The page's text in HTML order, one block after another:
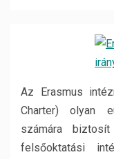
Az Erasmus
Charter) olyan
számára
felsőoktatási